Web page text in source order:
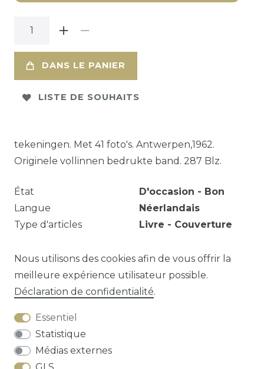
DANS LE PANIER
LISTE DE SOUHAITS
tekeningen. Met 41 foto's. Antwerpen,1962.
Originele vollinnen bedrukte band. 287 Blz.
État
D'occasion - Bon
Langue
Néerlandais
Type d'articles
Livre - Couverture
Année
1962
Question sur cet article?
Nous utilisons des cookies afin de vous offrir la
meilleure expérience utilisateur possible.
Déclaration de confidentialité.
Essentiel
Statistique
Médias externes